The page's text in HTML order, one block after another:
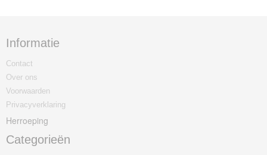
Informatie
Contact
Over ons
Voorwaarden
Privacyverklaring
Herroeping
Categorieën